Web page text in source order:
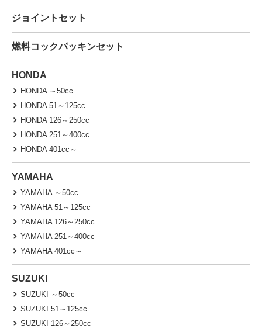
ジョイントセット
燃料コックパッキンセット
HONDA
HONDA ～50cc
HONDA 51～125cc
HONDA 126～250cc
HONDA 251～400cc
HONDA 401cc～
YAMAHA
YAMAHA ～50cc
YAMAHA 51～125cc
YAMAHA 126～250cc
YAMAHA 251～400cc
YAMAHA 401cc～
SUZUKI
SUZUKI ～50cc
SUZUKI 51～125cc
SUZUKI 126～250cc